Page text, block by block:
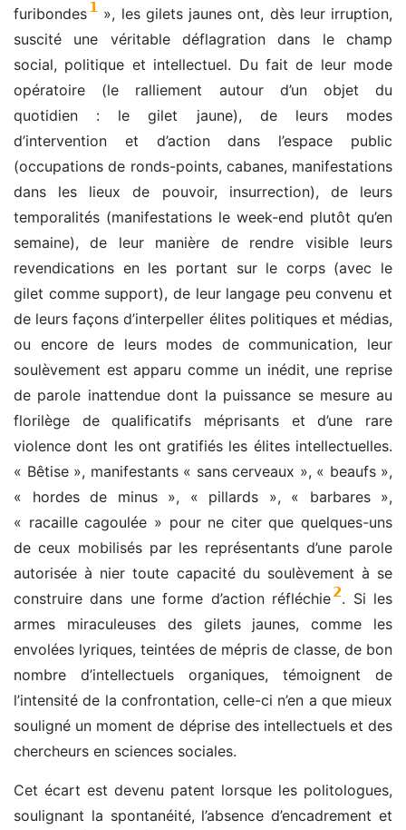
furibondes1 », les gilets jaunes ont, dès leur irruption,
suscité une véritable déflagration dans le champ
social, politique et intellectuel. Du fait de leur mode
opératoire (le ralliement autour d’un objet du
quotidien : le gilet jaune), de leurs modes
d’intervention et d’action dans l’espace public
(occupations de ronds-points, cabanes, manifestations
dans les lieux de pouvoir, insurrection), de leurs
temporalités (manifestations le week-end plutôt qu’en
semaine), de leur manière de rendre visible leurs
revendications en les portant sur le corps (avec le
gilet comme support), de leur langage peu convenu et
de leurs façons d’interpeller élites politiques et médias,
ou encore de leurs modes de communication, leur
soulèvement est apparu comme un inédit, une reprise
de parole inattendue dont la puissance se mesure au
florilège de qualificatifs méprisants et d’une rare
violence dont les ont gratifiés les élites intellectuelles.
« Bêtise », manifestants « sans cerveaux », « beaufs »,
« hordes de minus
», « pillards », « barbares »,
« racaille cagoulée » pour ne citer que quelques-uns
de ceux mobilisés par les représentants d’une parole
autorisée à nier toute capacité du soulèvement à se
construire dans une forme d’action réfléchie2. Si les
armes miraculeuses des gilets jaunes, comme les
envolées lyriques, teintées de mépris de classe, de bon
nombre d’intellectuels organiques, témoignent de
l’intensité de la confrontation, celle-ci n’en a que mieux
souligné un moment de déprise des intellectuels et des
chercheurs en sciences sociales.
Cet écart est devenu patent lorsque les politologues,
soulignant la spontanéité, l’absence d’encadrement et